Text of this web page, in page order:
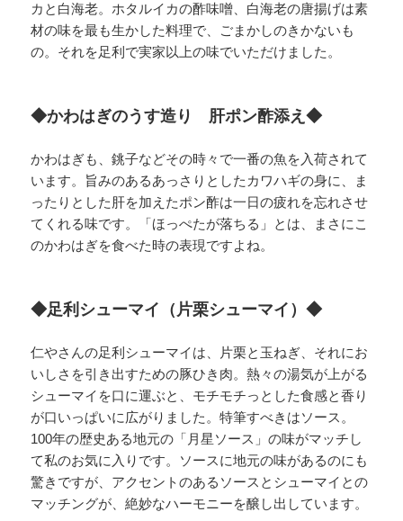
カと白海老。ホタルイカの酢味噌、白海老の唐揚げは素
材の味を最も生かした料理で、ごまかしのきかないも
の。それを足利で実家以上の味でいただけました。
◆かわはぎのうす造り 肝ポン酢添え◆
かわはぎも、銚子などその時々で一番の魚を入荷されて
います。旨みのあるあっさりとしたカワハギの身に、ま
ったりとした肝を加えたポン酢は一日の疲れを忘れさせ
てくれる味です。「ほっぺたが落ちる」とは、まさにこ
のかわはぎを食べた時の表現ですよね。
◆足利シューマイ（片栗シューマイ）◆
仁やさんの足利シューマイは、片栗と玉ねぎ、それにお
いしさを引き出すための豚ひき肉。熱々の湯気が上がる
シューマイを口に運ぶと、モチモチっとした食感と香り
が口いっぱいに広がりました。特筆すべきはソース。
100年の歴史ある地元の「月星ソース」の味がマッチし
て私のお気に入りです。ソースに地元の味があるのにも
驚きですが、アクセントのあるソースとシューマイとの
マッチングが、絶妙なハーモニーを醸し出しています。